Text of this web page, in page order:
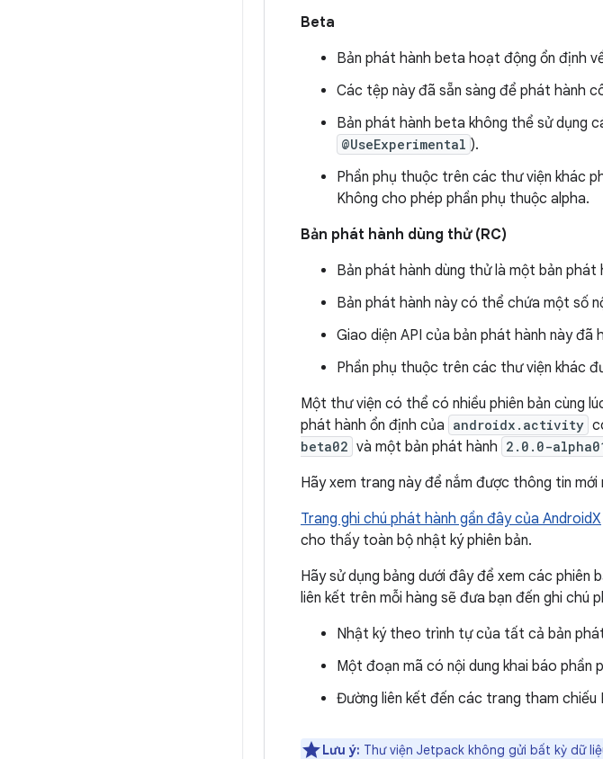
Beta
Bản phát hành beta hoạt động ổn định
Các tệp này đã sẵn sàng để phát hành
Bản phát hành beta không thể sử dụng
@UseExperimental ).
Phần phụ thuộc trên các thư viện khác
Không cho phép phần phụ thuộc alpha.
Bản phát hành dùng thử (RC)
Bản phát hành dùng thử là một bản phát
Bản phát hành này có thể chứa một số
Giao diện API của bản phát hành này đã
Phần phụ thuộc trên các thư viện khác
Một thư viện có thể có nhiều phiên bản cùng
phát hành ổn định của androidx.activity
beta02 và một bản phát hành 2.0.0-
Hãy xem trang này để nắm được thông tin mới
Trang ghi chú phát hành gần đây của AndroidX
cho thấy toàn bộ nhật ký phiên bản.
Hãy sử dụng bảng dưới đây để xem các phiên
liên kết trên mỗi hàng sẽ đưa bạn đến ghi chú
Nhật ký theo trình tự của tất cả bản
Một đoạn mã có nội dung khai báo phần
Đường liên kết đến các trang tham
Lưu ý: Thư viện Jetpack không gửi bất kỳ dữ